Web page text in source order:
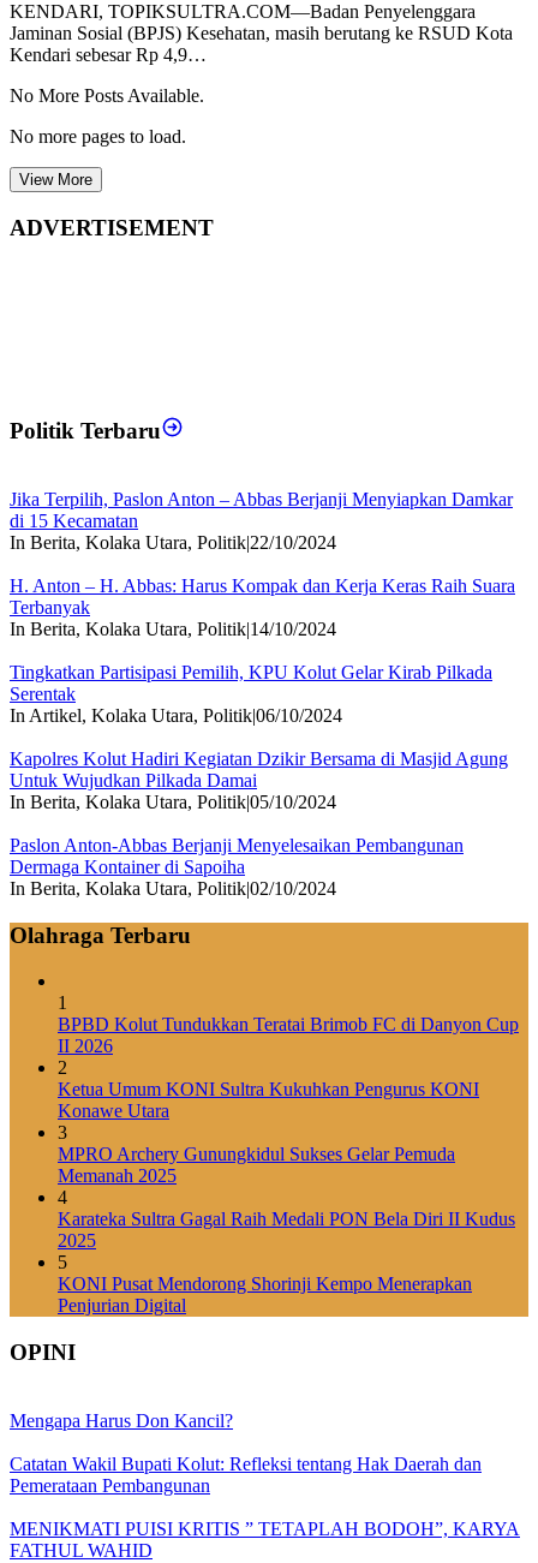
KENDARI, TOPIKSULTRA.COM—Badan Penyelenggara
Jaminan Sosial (BPJS) Kesehatan, masih berutang ke RSUD Kota
Kendari sebesar Rp 4,9…
No More Posts Available.
No more pages to load.
View More
ADVERTISEMENT
Politik Terbaru
Jika Terpilih, Paslon Anton – Abbas Berjanji Menyiapkan Damkar
di 15 Kecamatan
In Berita, Kolaka Utara, Politik|22/10/2024
H. Anton – H. Abbas: Harus Kompak dan Kerja Keras Raih Suara
Terbanyak
In Berita, Kolaka Utara, Politik|14/10/2024
Tingkatkan Partisipasi Pemilih, KPU Kolut Gelar Kirab Pilkada
Serentak
In Artikel, Kolaka Utara, Politik|06/10/2024
Kapolres Kolut Hadiri Kegiatan Dzikir Bersama di Masjid Agung
Untuk Wujudkan Pilkada Damai
In Berita, Kolaka Utara, Politik|05/10/2024
Paslon Anton-Abbas Berjanji Menyelesaikan Pembangunan
Dermaga Kontainer di Sapoiha
In Berita, Kolaka Utara, Politik|02/10/2024
Olahraga Terbaru
1
BPBD Kolut Tundukkan Teratai Brimob FC di Danyon Cup
II 2026
2
Ketua Umum KONI Sultra Kukuhkan Pengurus KONI
Konawe Utara
3
MPRO Archery Gunungkidul Sukses Gelar Pemuda
Memanah 2025
4
Karateka Sultra Gagal Raih Medali PON Bela Diri II Kudus
2025
5
KONI Pusat Mendorong Shorinji Kempo Menerapkan
Penjurian Digital
OPINI
Mengapa Harus Don Kancil?
Catatan Wakil Bupati Kolut: Refleksi tentang Hak Daerah dan
Pemerataan Pembangunan
MENIKMATI PUISI KRITIS ” TETAPLAH BODOH”, KARYA
FATHUL WAHID